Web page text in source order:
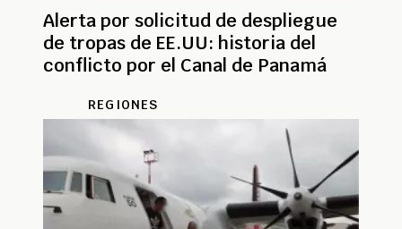
Alerta por solicitud de despliegue
de tropas de EE.UU: historia del
conflicto por el Canal de Panamá
REGIONES